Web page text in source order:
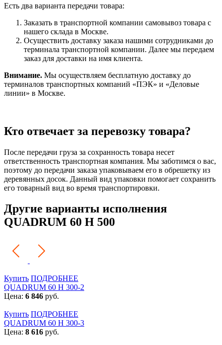
Есть два варианта передачи товара:
Заказать в транспортной компании самовывоз товара с
нашего склада в Москве.
Осуществить доставку заказа нашими сотрудниками до
терминала транспортной компании. Далее мы передаем
заказ для доставки на имя клиента.
Внимание. Мы осуществляем бесплатную доставку до
терминалов транспортных компаний «ПЭК» и «Деловые
линии» в Москве.
Кто отвечает за перевозку товара?
После передачи груза за сохранность товара несет
ответственность транспортная компания. Мы заботимся о вас,
поэтому до передачи заказа упаковываем его в обрешетку из
деревянных досок. Данный вид упаковки помогает сохранить
его товарный вид во время транспортировки.
Другие варианты исполнения
QUADRUM 60 H 500
Купить ПОДРОБНЕЕ
QUADRUM 60 H 300-2
Цена: 6 846 руб.
Купить ПОДРОБНЕЕ
QUADRUM 60 H 300-3
Цена: 8 616 руб.